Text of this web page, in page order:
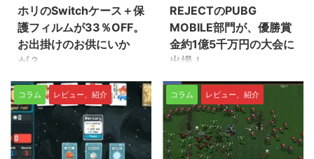
そのまま掲載しています） セガ
公式プロ大会「ぷよぷよグランプ
リ 2025 1st」決勝進出選手が決
定！決勝トーナメントは8月4日
は、ジャパン・eスポーツ・プロ
ライセンス認定タイトルである、
対戦アクションパズルゲ ...
なに安くて美味いの？ コラム 岡
山で開催300回を超える対戦
会、"岡山REX格芸部"を知ってる
かい？ マスターまで何試合かか
った？スト6初心者 ...
ホリのSwitchケース＋保
護フィルムが33％OFF。
お出掛けのお供にいか
が？
ゲーム周辺機器メーカー ホリの
Switch用ポーチ＋保護フィルム
がセール中です。 お出掛けの移
動時、待ち時間にSwitchがある
と暇な時間も楽しい時間になりま
すよ。 保護フィルムを久し振り
REJECTのPUBG
MOBILE部門が、優勝賞
金約1億5千万円の大会に
出場！
eスポーツチームの"REJECT"の
PUBG MOBILE部門が、世界最大
規模の大会に出場します。
REJECTは同部門で世界大会優勝
の実績もあり、そのときのメンバ
ーで出場ということで期待が高ま
コラム レビュー、紹介 コラム レビュー、紹介